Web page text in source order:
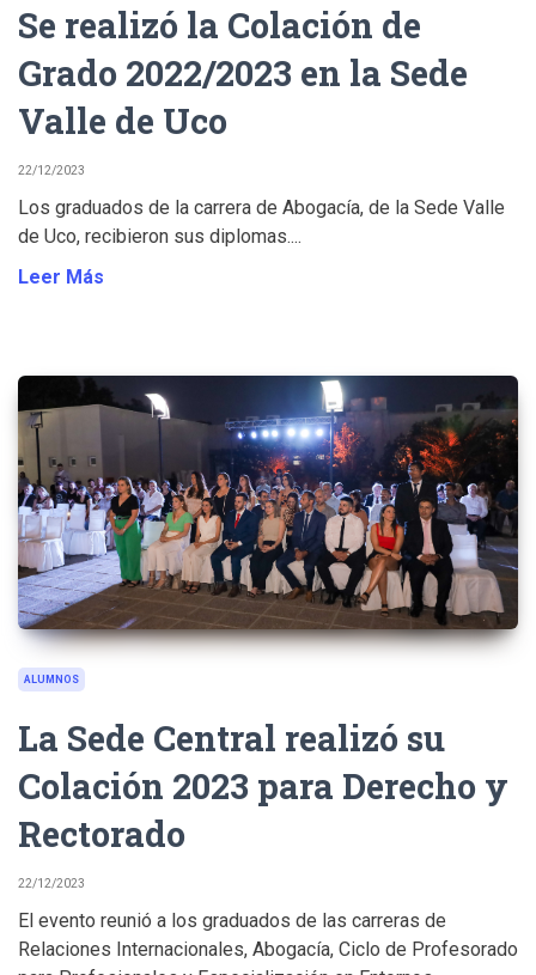
Se realizó la Colación de
Grado 2022/2023 en la Sede
Valle de Uco
22/12/2023
Los graduados de la carrera de Abogacía, de la Sede Valle
de Uco, recibieron sus diplomas....
Leer Más
ALUMNOS
La Sede Central realizó su
Colación 2023 para Derecho y
Rectorado
22/12/2023
El evento reunió a los graduados de las carreras de
Relaciones Internacionales, Abogacía, Ciclo de Profesorado